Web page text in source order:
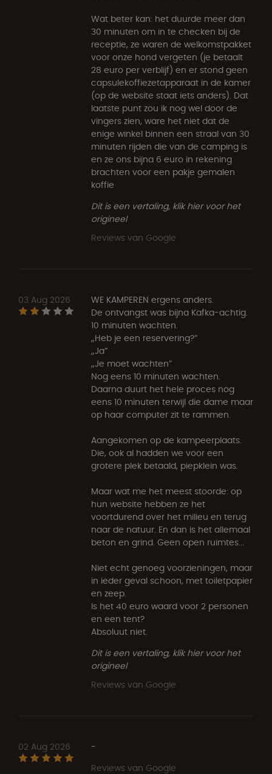
Wat beter kan: het duurde meer dan
30 minuten om in te checken bij de
receptie, ze waren de welkomstpakket
voor onze hond vergeten (je betaalt
28 euro per verblijf) en er stond geen
capsulekoffiezetapparaat in de kamer
(op de website staat iets anders). Dat
laatste punt zou ik nog wel door de
vingers zien, ware het niet dat de
enige winkel binnen een straal van 30
minuten rijden die van de camping is
en ze ons bijna 6 euro in rekening
brachten voor een pakje gemalen
koffie
Dit is een vertaling, klik hier voor het
origineel
Reviews van Google
03 Aug 2026
WE KAMPEREN ergens anders.
De ontvangst was bijna Kafka-achtig.
10 minuten wachten.
„Heb je een reservering?”
„Ja”
„Je moet wachten”
Nog eens 10 minuten wachten.
Daarna duurt het hele proces nog
eens 10 minuten terwijl die dame maar
op haar computer zit te rammen.
Aangekomen op de kampeerplaats.
Die, ook al hadden we voor een
grotere plek betaald, piepklein was.
Maar wat me het meest stoorde: op
hun website hebben ze het
voortdurend over het milieu en terug
naar de natuur. En dan is het allemaal
beton en grind. Geen open ruimtes...
Niet echt genoeg voorzieningen, maar
in ieder geval schoon, met toiletpapier
en zeep.
Is het 40 euro waard voor 2 personen
en een tent?
Absoluut niet.
Dit is een vertaling, klik hier voor het
origineel
Reviews van Google
02 Aug 2026
-
Reviews van Google